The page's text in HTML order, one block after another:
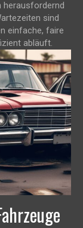
herausfordernd
sind
einfache, faire
abläuft.